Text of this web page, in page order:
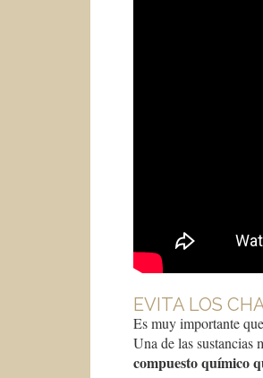
EVITA LOS
Es muy importante
Una de las sustancias
compuesto químico